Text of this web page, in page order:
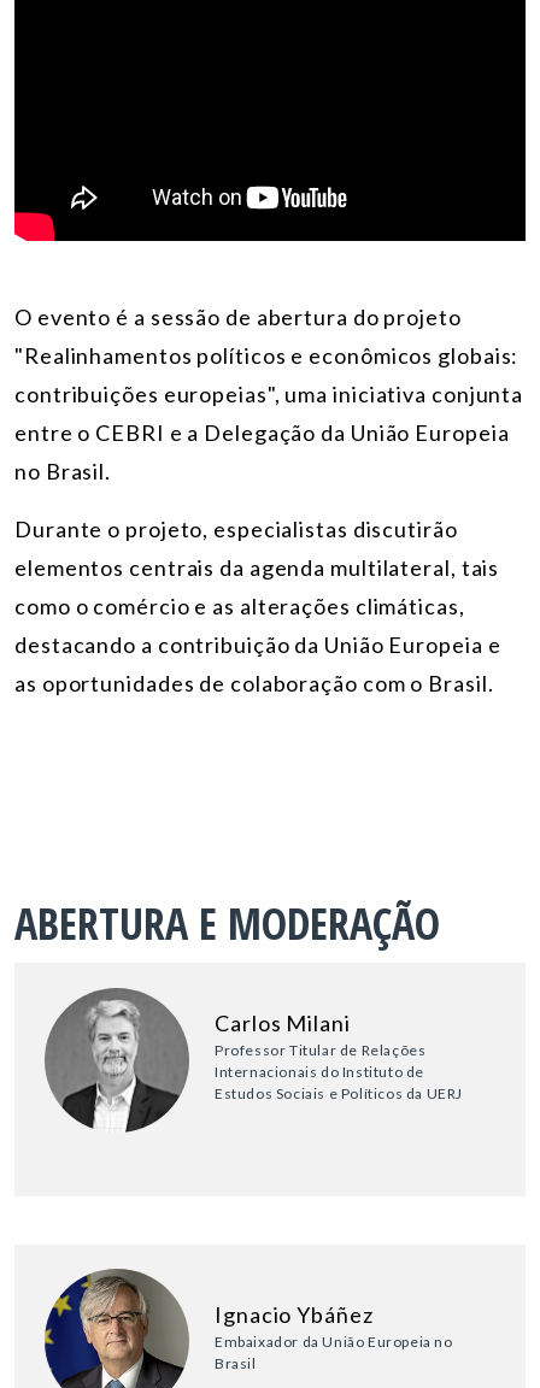
O evento é a sessão de abertura do projeto
"Realinhamentos políticos e econômicos globais:
contribuições europeias", uma iniciativa conjunta
entre o CEBRI e a Delegação da União Europeia
no Brasil.
Durante o projeto, especialistas discutirão
elementos centrais da agenda multilateral, tais
como o comércio e as alterações climáticas,
destacando a contribuição da União Europeia e
as oportunidades de colaboração com o Brasil.
ABERTURA E MODERAÇÃO
Carlos Milani
Professor Titular de Relações
Internacionais do Instituto de
Estudos Sociais e Políticos da UERJ
Ignacio Ybáñez
Embaixador da União Europeia no
Brasil